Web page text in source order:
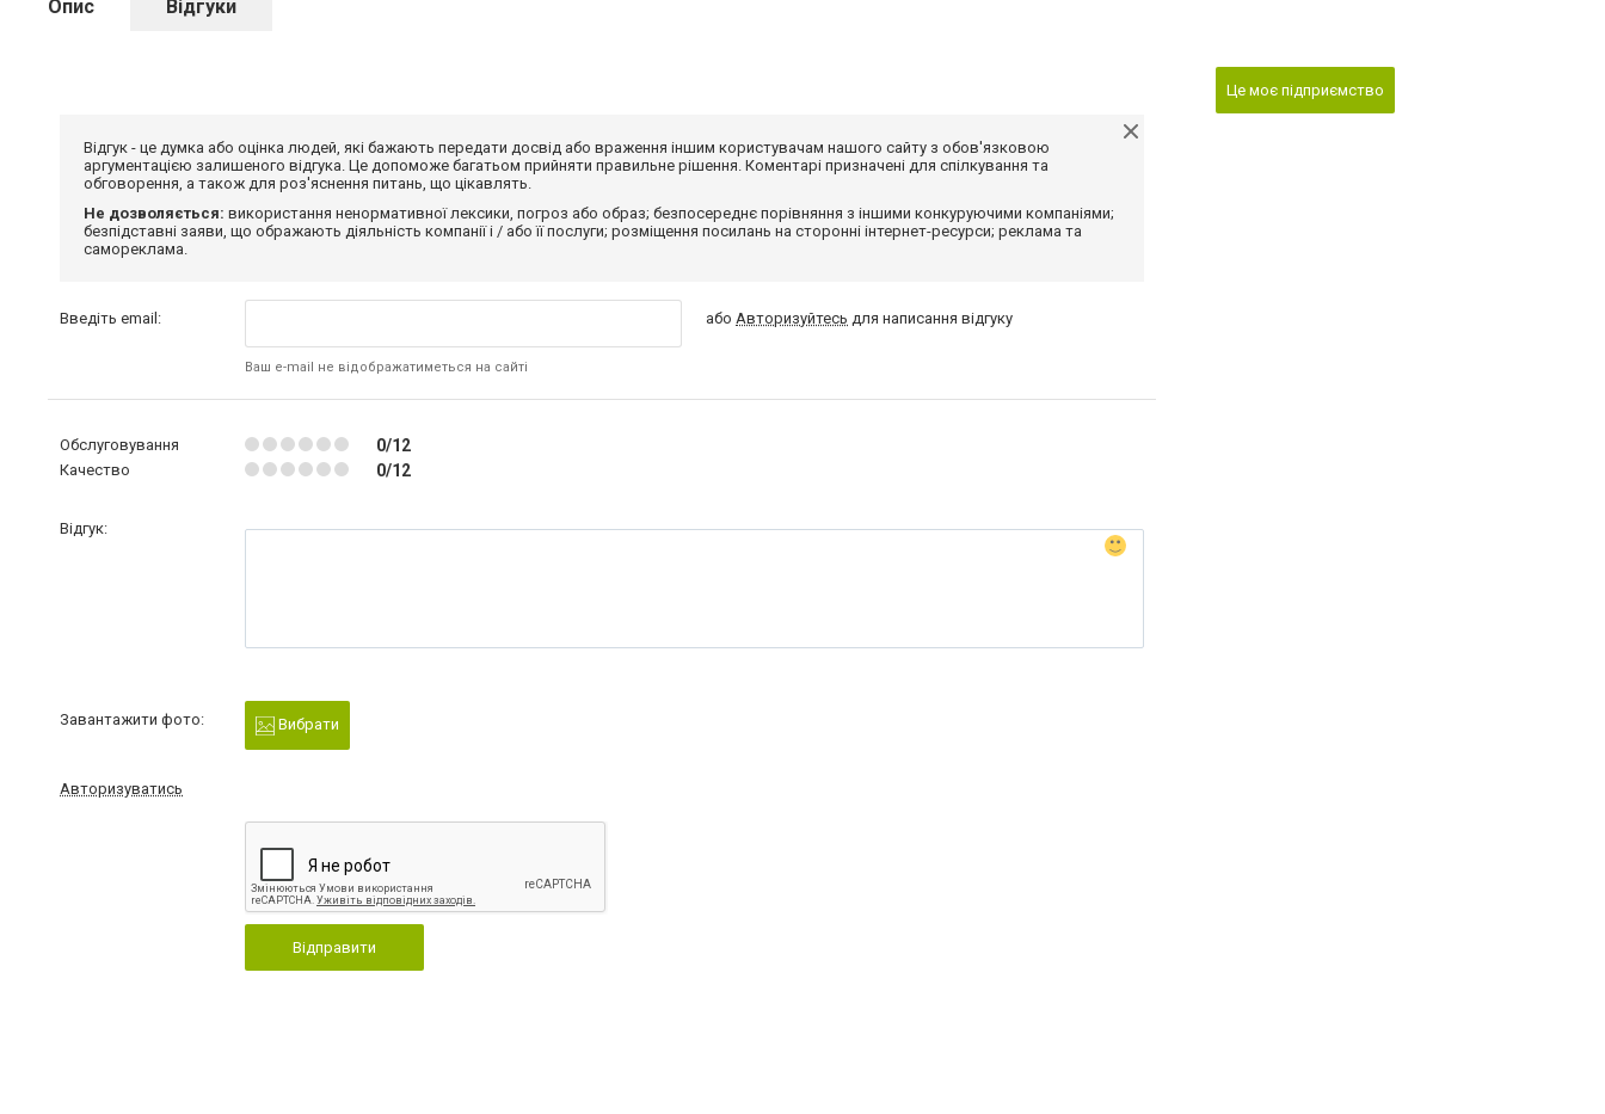
Опис Відгуки
Відгук - це думка або оцінка людей, які бажають передати досвід або враження іншим користувачам нашого сайту з обов'язковою
аргументацією залишеного відгука. Це допоможе багатьом прийняти правильне рішення. Коментарі призначені для спілкування та
обговорення, а також для роз'яснення питань, що цікавлять.
Не дозволяється: використання ненормативної лексики, погроз або образ; безпосереднє порівняння з іншими конкуруючими компаніями;
безпідставні заяви, що ображають діяльність компанії і / або її послуги; розміщення посилань на сторонні інтернет-ресурси; реклама та
самореклама.
Введіть email:
Ваш e-mail не відображатиметься на сайті
абоАвторизуйтесь для написання відгуку
Обслуговування 0/12
Качество 0/12
Відгук:
Завантажити фото: Вибрати
Авторизуватись
Відправити
Це моє підприємство